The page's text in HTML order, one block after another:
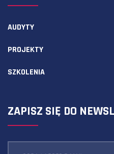
AUDYTY
PROJEKTY
SZKOLENIA
ZAPISZ SIĘ DO